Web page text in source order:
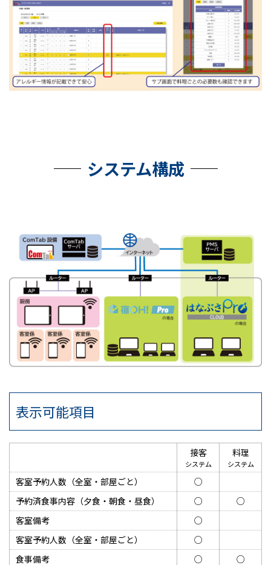
システム構成
表示可能項目
接客
システム
料理
システム
客室予約人数（全室・部屋ごと）
○
予約済食事内容（夕食・朝食・昼食）
○
○
客室備考
○
客室予約人数（全室・部屋ごと）
○
食事備考
○
○